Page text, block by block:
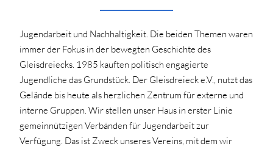
Jugendarbeit und Nachhaltigkeit. Die beiden Themen waren
immer der Fokus in der bewegten Geschichte des
Gleisdreiecks. 1985 kauften politisch engagierte
Jugendliche das Grundstück. Der Gleisdreieck e.V., nutzt das
Gelände bis heute als herzlichen Zentrum für externe und
interne Gruppen. Wir stellen unser Haus in erster Linie
gemeinnützigen Verbänden für Jugendarbeit zur
Verfügung. Das ist Zweck unseres Vereins, mit dem wir